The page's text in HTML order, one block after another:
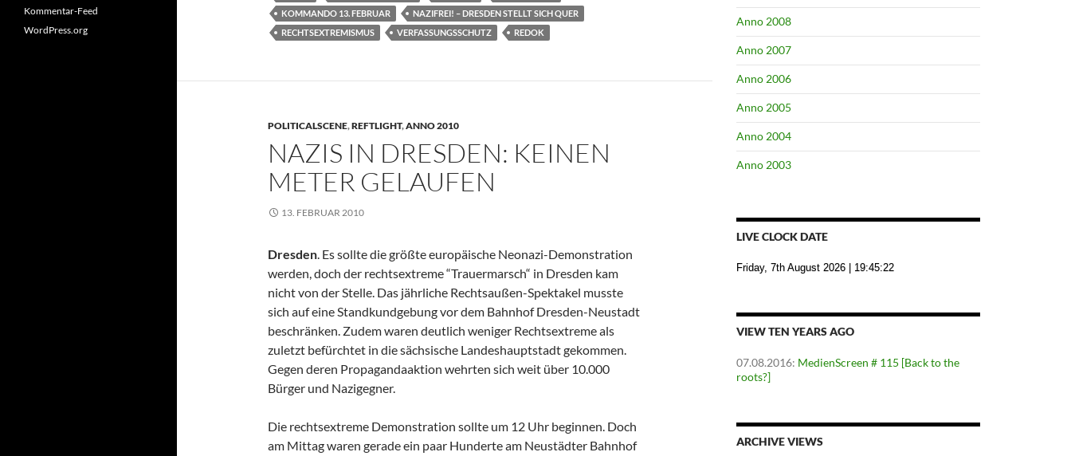
KOMMANDO 13. FEBRUAR
NAZIFREI! – DRESDEN STELLT SICH QUER
RECHTSEXTREMISMUS
VERFASSUNGSSCHUTZ REDOK
POLITICALSCENE,REFTLIGHT,ANNO 2010
NAZIS IN DRESDEN: KEINEN
METER GELAUFEN
13. FEBRUAR 2010
Dresden. Es sollte die größte europäische Neonazi-Demonstration
werden, doch der rechtsextreme “Trauermarsch“ in Dresden kam
nicht von der Stelle. Das jährliche Rechtsaußen-Spektakel musste
sich auf eine Standkundgebung vor dem Bahnhof Dresden-Neustadt
beschränken. Zudem waren deutlich weniger Rechtsextreme als
zuletzt befürchtet in die sächsische Landeshauptstadt gekommen.
Gegen deren Propagandaaktion wehrten sich weit über 10.000
Bürger und Nazigegner.
Die rechtsextreme Demonstration sollte um 12 Uhr beginnen. Doch
am Mittag waren gerade ein paar Hunderte am Neustädter Bahnhof
Anno 2008
Anno 2007
Anno 2006
Anno 2005
Anno 2004
Anno 2003
LIVE CLOCK DATE
Friday, 7th August 2026 | 19:45:23
VIEW TEN YEARS AGO
07.08.2016: MedienScreen # 115 [Back to the
roots?]
ARCHIVE VIEWS
Kommentar-Feed
WordPress.org